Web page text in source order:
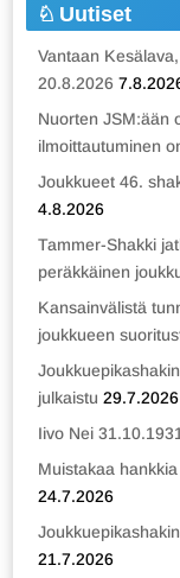
Uutiset
Vantaan
20.8.2026
Nuorten JSM:ään
ilmoittautuminen
Joukkueet 46.
4.8.2026
Tammer-Shakki
peräkkäinen
Kansainvälistä
joukkueen
julkaistu 29.7.2026
Iivo Nei
Muistakaa
24.7.2026
21.7.2026